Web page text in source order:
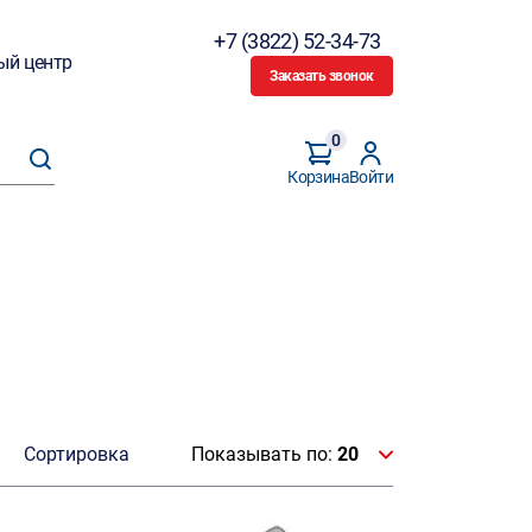
центр
+7 (3822) 52-34-73
Заказать звонок
Корзина
0
Войти
Сортировка Показывать по: 20